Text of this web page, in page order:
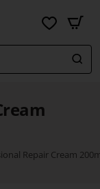
Repair Cream